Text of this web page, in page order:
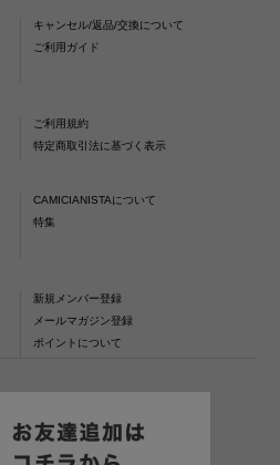
キャンセル/返品/交換について
ご利用ガイド
ご利用規約
特定商取引法に基づく表示
CAMICIANISTAについて
特集
新規メンバー登録
メールマガジン登録
ポイントについて